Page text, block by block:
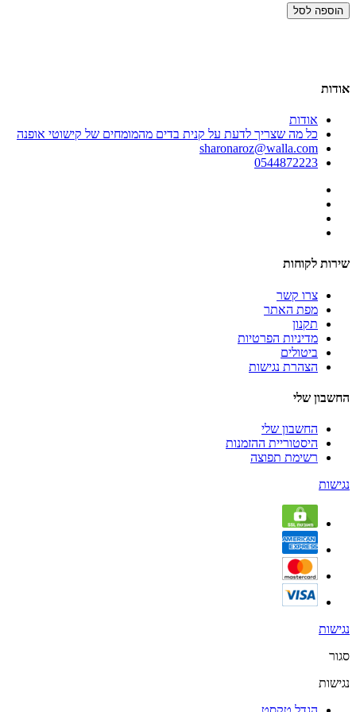
הוספה לסל
אודות
אודות
כל מה שצריך לדעת על קנית בדים מהמומחים של קישוטי אופנה
sharonaroz@walla.com
0544872223
שירות לקוחות
צרו קשר
מפת האתר
תקנון
מדיניות הפרטיות
ביטולים
הצהרת נגישות
החשבון שלי
החשבון שלי
היסטוריית ההזמנות
רשימת תפוצה
נגישות
נגישות
סגור
נגישות